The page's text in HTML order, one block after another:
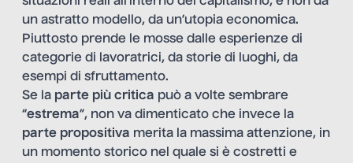
un astratto modello, da un’utopia economica.
Piuttosto prende le mosse dalle esperienze di
categorie di lavoratrici, da storie di luoghi, da
esempi di sfruttamento.
Se la parte più critica può a volte sembrare
“estrema”, non va dimenticato che invece la
parte propositiva merita la massima attenzione, in
un momento storico nel quale si è costretti e